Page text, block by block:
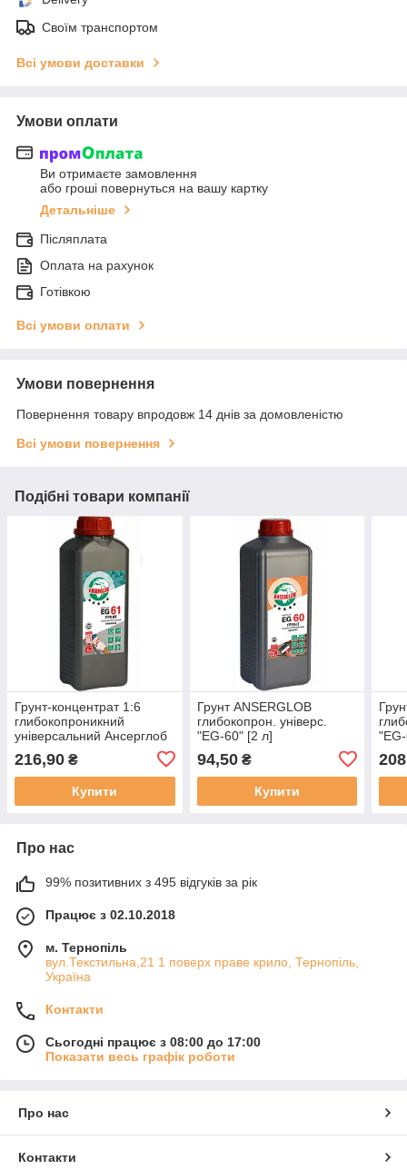
Своїм транспортом
Всі умови доставки
Умови оплати
Ви отримаєте замовлення
або гроші повернуться на вашу картку
Детальніше
Післяплата
Оплата на рахунок
Готівкою
Всі умови оплати
Умови повернення
Повернення товару впродовж 14 днів за домовленістю
Всі умови повернення
Подібні товари компанії
Грунт-концентрат 1:6
глибокопроникний
універсальний Ансерглоб
216,90 ₴
Купити
Грунт ANSERGLOB
глибокопрон. універс.
"EG-60" [2 л]
94,50₴
Купити
Про нас
99% позитивних з 495 відгуків за рік
Працює з 02.10.2018
м. Тернопіль
вул.Текстильна,21 1 поверх праве крило, Тернопіль,
Україна
Контакти
Сьогодні працює з 08:00 до 17:00
Показати весь графік роботи
Про нас
Контакти